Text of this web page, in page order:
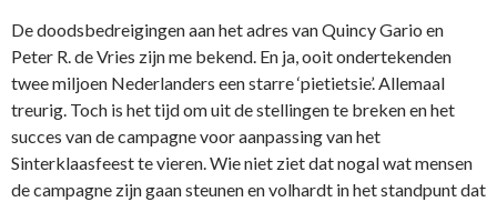
De doodsbedreigingen aan het adres van Quincy Gario en
Peter R. de Vries zijn me bekend. En ja, ooit ondertekenden
twee miljoen Nederlanders een starre ‘pietietsie’. Allemaal
treurig. Toch is het tijd om uit de stellingen te breken en het
succes van de campagne voor aanpassing van het
Sinterklaasfeest te vieren. Wie niet ziet dat nogal wat mensen
de campagne zijn gaan steunen en volhardt in het standpunt dat